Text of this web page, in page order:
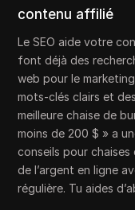
contenu affilié
Le SEO aide votre
font déjà des
web pour le
mots-clés clairs et
meilleure chaise de
moins de 200 $ » a
conseils pour chaises
de l’argent en ligne
régulière. Tu aides